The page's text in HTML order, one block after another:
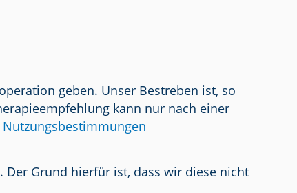
geben. Unser Bestreben ist, so
kann nur nach einer
Nutzungsbestimmungen
Der Grund hierfür ist, dass wir diese nicht